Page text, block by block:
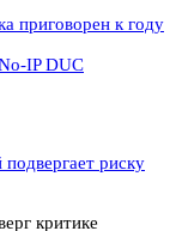
приговорен к году
IP DUC
риску
критике